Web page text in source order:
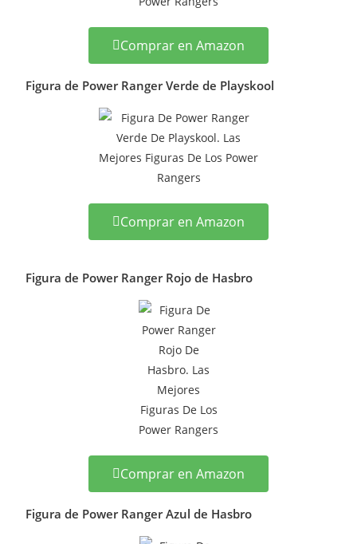
Comprar en Amazon
Figura de Power Ranger Verde de Playskool
Comprar en Amazon
Figura de Power Ranger Rojo de Hasbro
Comprar en Amazon
Figura de Power Ranger Azul de Hasbro